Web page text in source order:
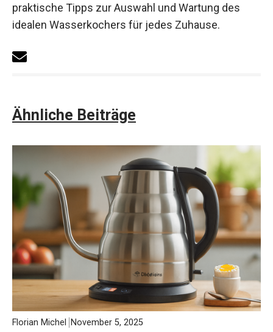
praktische Tipps zur Auswahl und Wartung des
idealen Wasserkochers für jedes Zuhause.
Ähnliche Beiträge
Florian Michel November 5, 2025